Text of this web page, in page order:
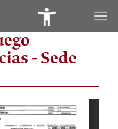
Accesibilidad
- Sede